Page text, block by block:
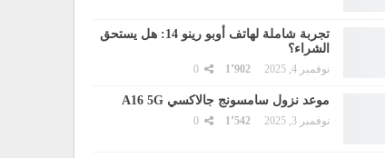
تجربة شاملة لهاتف أوبو رينو 14: هل يستحق
الشراء؟
نوفمبر 4, 2025 1٬902
موعد نزول سامسونج جالاكسي A16 5G
نوفمبر 3, 2025 1٬542